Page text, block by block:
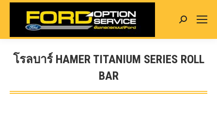
Search:
โรลบาร์ HAMER TITANIUM SERIES ROLL
BAR
You are here: